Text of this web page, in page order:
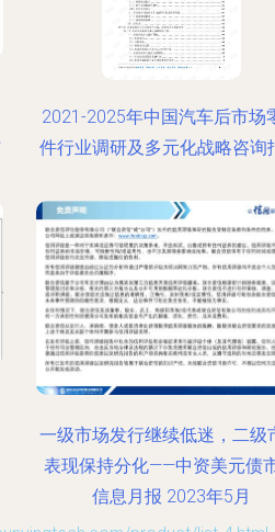
2021-2025年中国汽车后市场
件行业调研及多元化战略咨询
一级市场发行继续低迷，二级
表现保持分化——中资美元债
信息月报 2023年5月